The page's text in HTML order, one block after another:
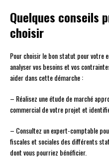
Quelques conseils
choisir
Pour choisir le bon statut pour
analyser vos besoins et vos
aider dans cette démarche :
– Réalisez une étude de marché
commercial de votre projet et
– Consultez un expert-comptable
fiscales et sociales des différents
dont vous pourriez bénéficier.